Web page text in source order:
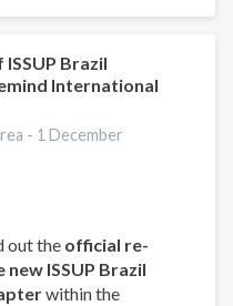
Brazil
International
- 1 December
out the official re-
new ISSUP Brazil
within the